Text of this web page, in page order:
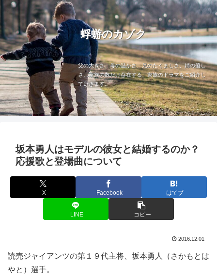
蜉蝣のカゾク
父の大きさ、母の温かさ、兄のたくましさ、姉の優し
さ…家族の数だけ存在する、家族のドラマをご紹介し
ていきます。
坂本勇人はモデルの彼女と結婚するのか？
応援歌と登場曲について
X Facebook はてブ
LINE コピー
2016.12.01
読売ジャイアンツの第１９代主将、坂本勇人（さかもとは
やと）選手。